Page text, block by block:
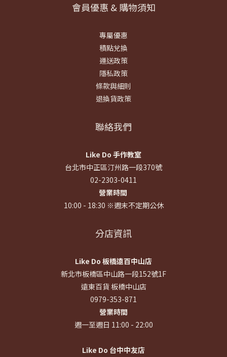
會員優惠 & 購物須知
專屬優惠
積點兌換
運送政策
隱私政策
條款與細則
退換貨政策
聯絡我們
Like Do 手作教室
台北市中正區汀州路一段370號
02-2303-0411
營業時間
10:00 - 18:30 ※週末不定期公休
分店資訊
Like Do 板橋遠百中山店
新北市板橋區中山路一段152號1F
遠東百貨 板橋中山店
0979-353-871
營業時間
週一至週日 11:00 - 22:00
Like Do 台中中友店